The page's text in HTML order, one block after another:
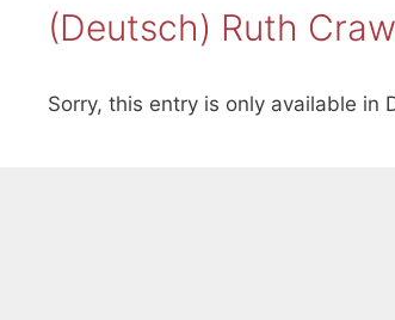
(Deutsch) Ruth
Sorry, this entry is only available in